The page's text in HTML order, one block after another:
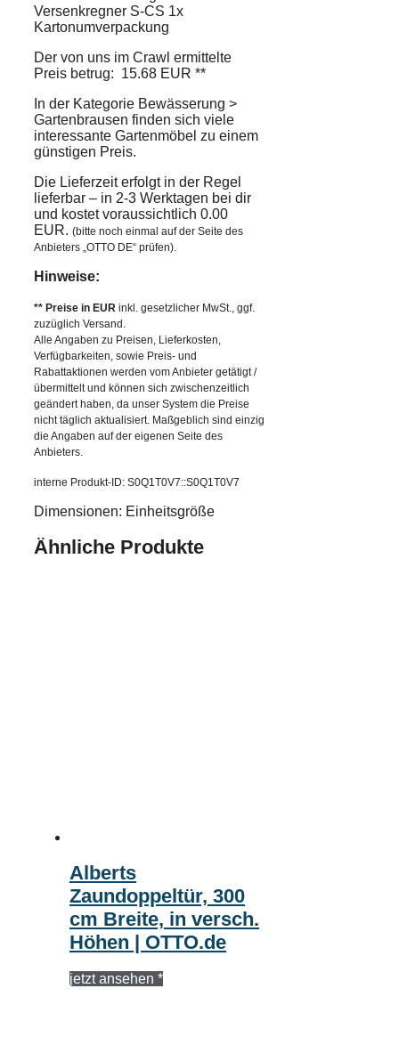
Versenkregner S-CS 1x
Kartonumverpackung
Der von uns im Crawl ermittelte
Preis betrug: 15.68 EUR **
In der Kategorie Bewässerung >
Gartenbrausen finden sich viele
interessante Gartenmöbel zu einem
günstigen Preis.
Die Lieferzeit erfolgt in der Regel
lieferbar – in 2-3 Werktagen bei dir
und kostet voraussichtlich 0.00
EUR. (bitte noch einmal auf der Seite des
Anbieters „OTTO DE“ prüfen).
Hinweise:
** Preise in EUR inkl. gesetzlicher MwSt., ggf.
zuzüglich Versand.
Alle Angaben zu Preisen, Lieferkosten,
Verfügbarkeiten, sowie Preis- und
Rabattaktionen werden vom Anbieter getätigt /
übermittelt und können sich zwischenzeitlich
geändert haben, da unser System die Preise
nicht täglich aktualisiert. Maßgeblich sind einzig
die Angaben auf der eigenen Seite des
Anbieters.
interne Produkt-ID: S0Q1T0V7::S0Q1T0V7
Dimensionen: Einheitsgröße
Ähnliche Produkte
Alberts
Zaundoppeltür, 300
cm Breite, in versch.
Höhen | OTTO.de
jetzt ansehen *